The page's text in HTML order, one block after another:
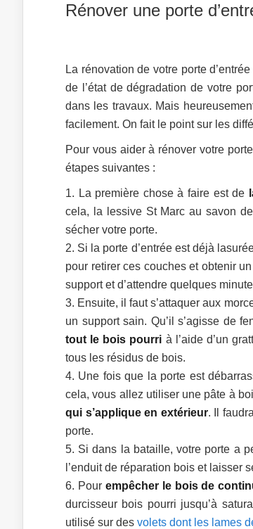
Rénover une porte
La rénovation de votre porte
de l’état de dégradation de votre
dans les travaux. Mais
facilement. On fait le point sur les
Pour vous aider à rénover votre
étapes suivantes :
La première chose à faire est de
cela, la lessive St Marc au savon
sécher votre porte.
Si la porte d’entrée est déjà
pour retirer ces couches et obtenir
support et d’attendre quelques
Ensuite, il faut s’attaquer aux
un support sain. Qu’il s’agisse de
tout le bois pourri à l’aide d’un
tous les résidus de bois.
Une fois que la porte est
cela, vous allez utiliser une pâte à
qui s’applique en extérieur. Il
porte.
Si dans la bataille, votre porte a
l’enduit de réparation bois et laisser
Pour empêcher le bois de
durcisseur bois pourri jusqu’à
utilisé sur des volets dont les lames